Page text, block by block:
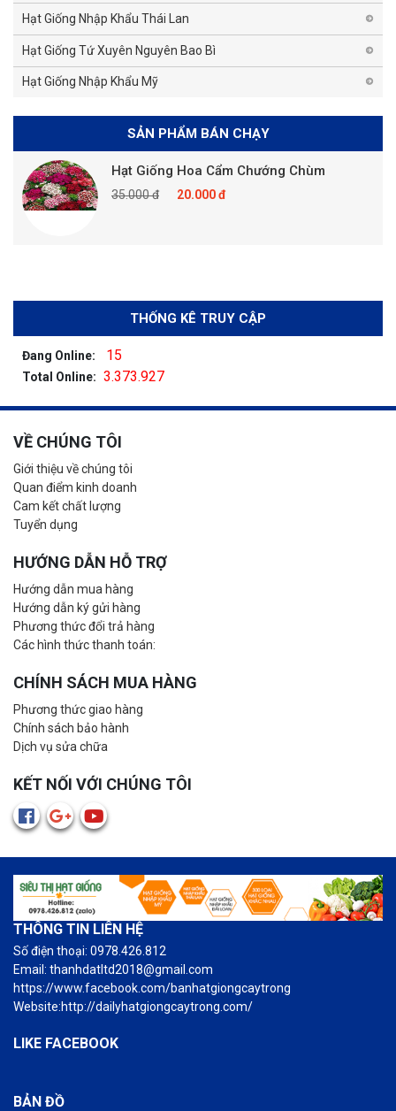
Hạt Giống Nhập Khẩu Thái Lan
Hạt Giống Tứ Xuyên Nguyên Bao Bì
Hạt Giống Nhập Khẩu Mỹ
SẢN PHẨM BÁN CHẠY
Hạt Giống Hoa Cẩm Chướng Chùm
35.000 đ 20.000 đ
THỐNG KÊ TRUY CẬP
Đang Online: 15
Total Online: 3.373.927
VỀ CHÚNG TÔI
Giới thiệu về chúng tôi
Quan điểm kinh doanh
Cam kết chất lượng
Tuyển dụng
HƯỚNG DẪN HỖ TRỢ
Hướng dẫn mua hàng
Hướng dẫn ký gửi hàng
Phương thức đổi trả hàng
Các hình thức thanh toán:
CHÍNH SÁCH MUA HÀNG
Phương thức giao hàng
Chính sách bảo hành
Dịch vụ sửa chữa
KẾT NỐI VỚI CHÚNG TÔI
THÔNG TIN LIÊN HỆ
Số điện thoại: 0978.426.812
Email: thanhdatltd2018@gmail.com
https://www.facebook.com/banhatgiongcaytrong
Website:http://dailyhatgiongcaytrong.com/
LIKE FACEBOOK
BẢN ĐỒ